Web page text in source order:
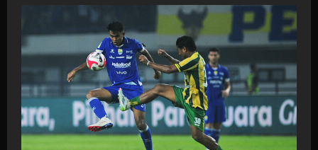
di
GBLA!
Persib
Bungkam
Persita
1–
0,
Striker
Jadi
Kiper
Dadakan